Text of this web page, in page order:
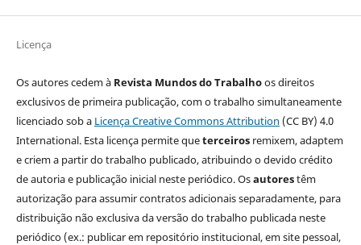
Licença
Os autores cedem à Revista Mundos do Trabalhoos direitos
exclusivos de primeira publicação, com o trabalho simultaneamente
licenciado sob a Licença Creative Commons Attribution (CC BY) 4.0
International. Esta licença permite queterceirosremixem, adaptem
e criem a partir do trabalho publicado, atribuindo o devido crédito
de autoria e publicação inicial neste periódico. Osautorestêm
autorização para assumir contratos adicionais separadamente, para
distribuição não exclusiva da versão do trabalho publicada neste
periódico (ex.: publicar em repositório institucional, em site pessoal,